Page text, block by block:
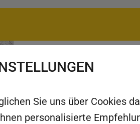
MINT-
bewerben und
Community
Sie uns über Cookies
personalisierte